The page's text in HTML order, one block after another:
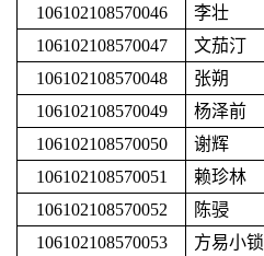
106102108570046
李壮
106102108570047
文茄汀
106102108570048
张朔
106102108570049
杨泽前
106102108570050
谢辉
106102108570051
赖珍林
106102108570052
陈骎
106102108570053
方易小锁